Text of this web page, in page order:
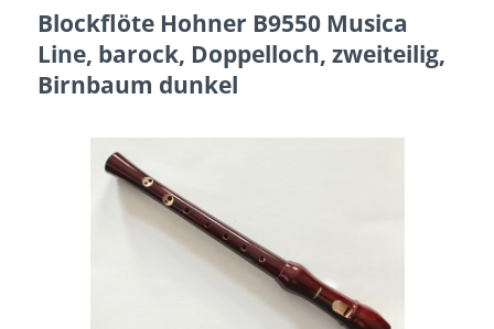
Blockflöte Hohner B9550 Musica
Line, barock, Doppelloch, zweiteilig,
Birnbaum dunkel